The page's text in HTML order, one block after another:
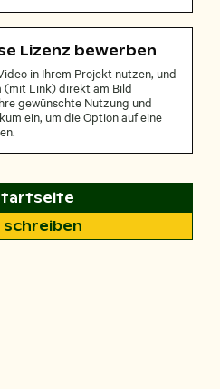
Lizenz bewerben
in Ihrem Projekt nutzen, und
(mit Link) direkt am Bild
gewünschte Nutzung und
ein, um die Option auf eine
schreiben